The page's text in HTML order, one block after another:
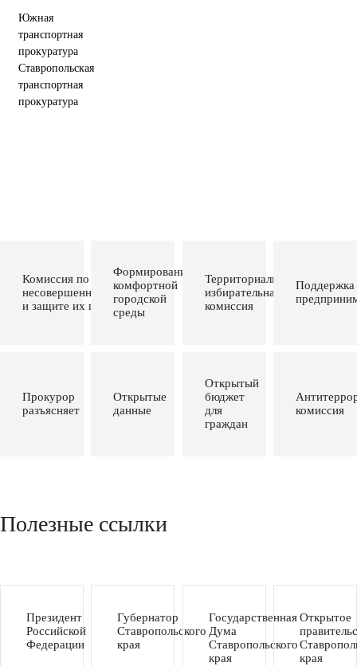
Южная
транспортная
прокуратура
Ставропольская
транспортная
прокуратура
Комиссия по делам
несовершеннолетних
и защите их прав
Формирование
комфортной
городской
среды
Территориальная
избирательная
комиссия
Поддержка
Прокурор
разъясняет
Открытые
данные
Открытый
бюджет
для
граждан
комиссия
Полезные ссылки
Президент
Российской
Федерации
Губернатор
Ставропольского
края
Государственная
Дума
Ставропольского
края
Открытое
края